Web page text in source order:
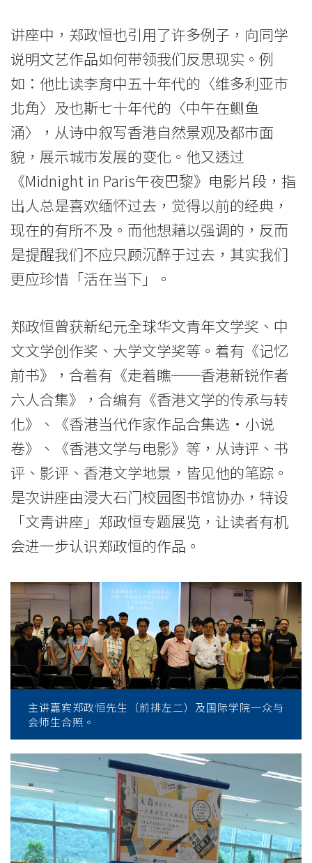
国
际
学
院
香
港
浸
会
大
学
讲座中，郑政恒也引用了许多例子，向同学
说明文艺作品如何带领我们反思现实。例
如：他比读李育中五十年代的〈维多利亚市
北角〉及也斯七十年代的〈中午在鲗鱼
涌〉，从诗中叙写香港自然景观及都市面
貌，展示城市发展的变化。他又透过
《Midnight in Paris午夜巴黎》电影片段，指
出人总是喜欢缅怀过去，觉得以前的经典，
现在的有所不及。而他想藉以强调的，反而
是提醒我们不应只顾沉醉于过去，其实我们
更应珍惜「活在当下」。
郑政恒曾获新纪元全球华文青年文学奖、中
文文学创作奖、大学文学奖等。着有《记忆
前书》，合着有《走着瞧──香港新锐作者
六人合集》，合编有《香港文学的传承与转
化》、《香港当代作家作品合集选•小说
卷》、《香港文学与电影》等，从诗评、书
评、影评、香港文学地景，皆见他的笔踪。
是次讲座由浸大石门校园图书馆协办，特设
「文青讲座」郑政恒专题展览，让读者有机
会进一步认识郑政恒的作品。
主讲嘉宾郑政恒先生（前排左二）及国际学院一众与
会师生合照。